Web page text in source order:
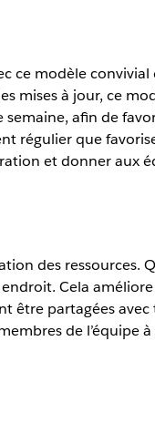
ce modèle
à jour, ce
afin de
régulier que
et donner aux
des ressources.
Cela
partagées
de l’équipe